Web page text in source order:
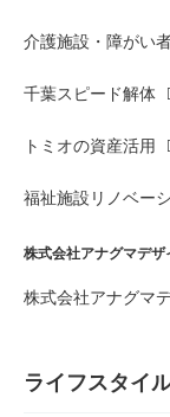
介護施設・障がい
千葉スピード解体
トミオの資産活用
福祉施設リノベー
株式会社アナグマデザ
株式会社アナグマ
ライフスタイ